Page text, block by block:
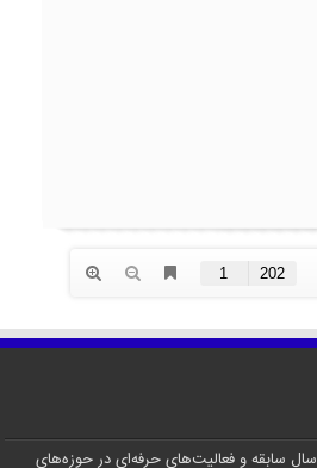
فصلنامه‌ی معماری و ساختمان 20 سال سابقه و فعالیت‌های حرفه‌ای در حوزه‌های